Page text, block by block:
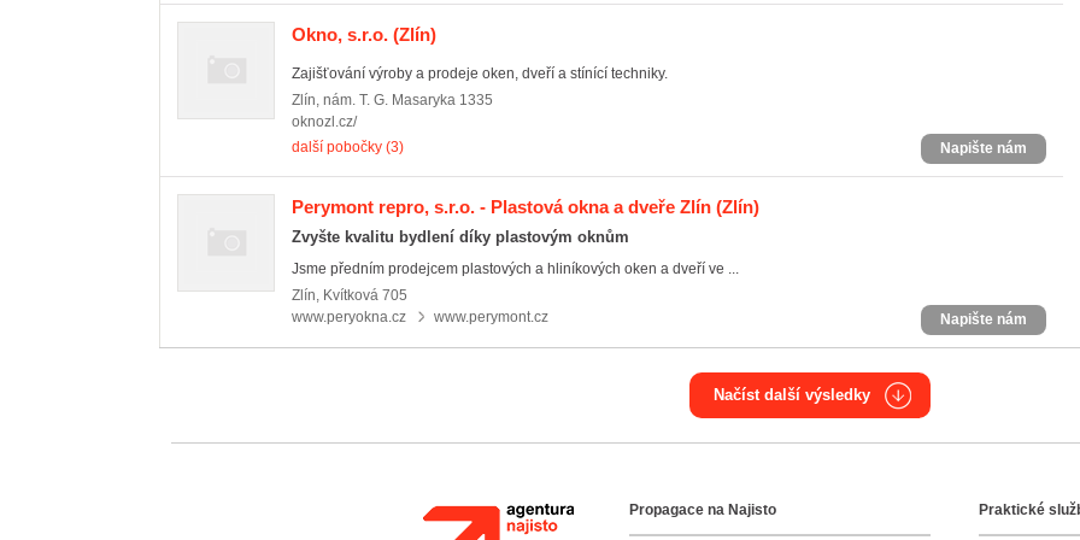
Okno, s.r.o. (Zlín)
Zajišťování výroby a prodeje oken, dveří a stínící techniky.
Zlín, nám. T. G. Masaryka 1335
oknozl.cz/
další pobočky (3)
Napište nám
Perymont repro, s.r.o. - Plastová okna a dveře Zlín (Zlín)
Zvyšte kvalitu bydlení díky plastovým oknům
Jsme předním prodejcem plastových a hliníkových oken a dveří ve ...
Zlín, Kvítková 705
www.peryokna.cz
www.perymont.cz Napište nám
Načíst další výsledky
Agentura NajistoPropagace na Najisto Praktické